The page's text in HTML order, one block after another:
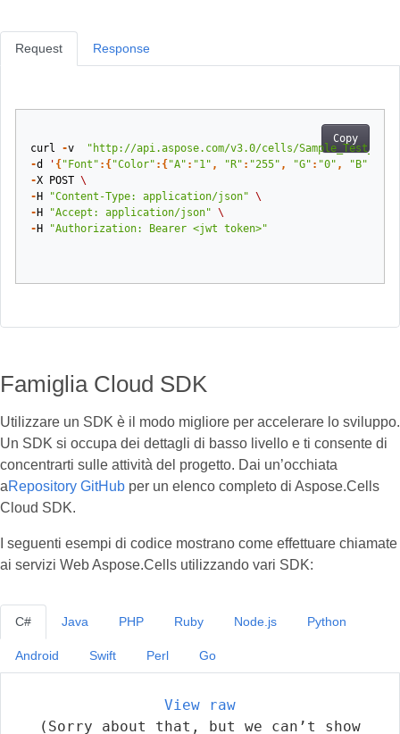
Request
Copy
curl -v
"http://api.aspose.com/v3.0/cells/
-d ' { "Font" :{ "Color" :{ "A" : "1" , "R" : "255" , "G" : "0" , "B"
-X POST \
- H "Content-Type: application/json" \
- H "Accept: application/json" \
- H "Authorization: Bearer <jwt token>"
Response
Famiglia Cloud SDK
Utilizzare un SDK è il modo migliore per accelerare lo sviluppo.
Un SDK si occupa dei dettagli di basso livello e ti consente di
concentrarti sulle attività del progetto. Dai un’occhiata
aRepository GitHub per un elenco completo di Aspose.Cells
Cloud SDK.
I seguenti esempi di codice mostrano come effettuare chiamate
ai servizi Web Aspose.Cells utilizzando vari SDK:
C#
View raw
(Sorry about that, but we can’t show
Java PHP Ruby Node.js Python
Android Swift Perl Go